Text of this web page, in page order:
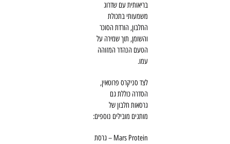
בריאותית עם שדרוג
משמעותי בתכולת
החלבון, הורדת הסוכר
והשומן, תוך שמירה על
הטעם הנהדר המזוהה
עמו.
לצד סניקרס פרוטאין,
הסדרה כוללת גם
גרסאות חלבון של
מותגים מובילים נוספים:
Mars Protein – גרסת